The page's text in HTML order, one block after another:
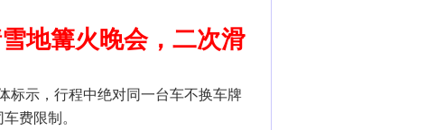
地篝火晚会，二次滑
标示，行程中绝对同一台车不换车牌
费限制。